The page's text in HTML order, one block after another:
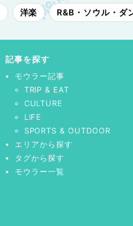
洋楽 R&B・ソウル・ダ
記事を探す
モウラー記事
TRIP & EAT
CULTURE
LIFE
SPORTS & OUTDOOR
エリアから探す
タグから探す
モウラー一覧